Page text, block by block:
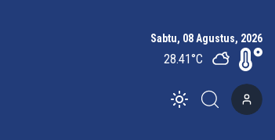
Sabtu, 08 Agustus, 2026
28.41°C
Toggle theme